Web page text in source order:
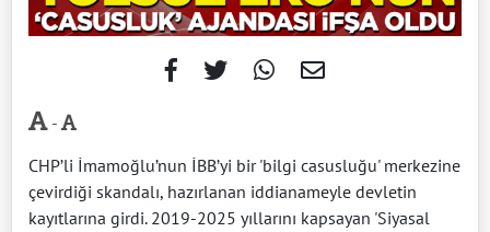
-
CHP’li İmamoğlu’nun İBB’yi bir 'bilgi casusluğu' merkezine
çevirdiği skandalı, hazırlanan iddianameyle devletin
kayıtlarına girdi. 2019-2025 yıllarını kapsayan 'Siyasal